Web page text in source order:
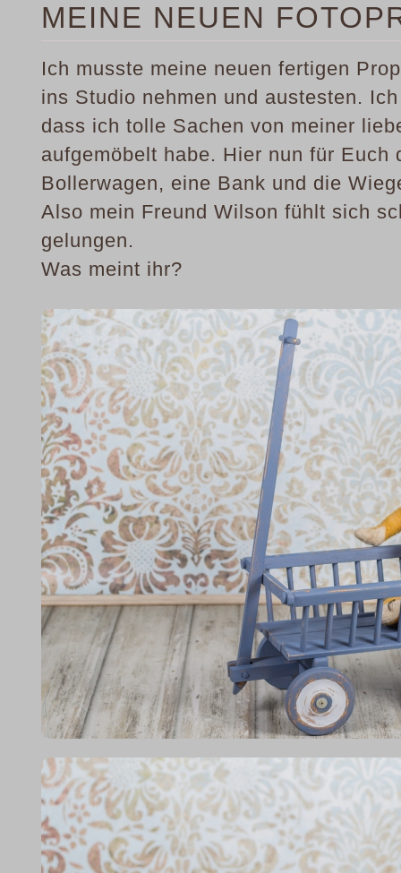
MEINE NEUEN
Ich musste meine neuen fertigen
ins Studio nehmen und austesten.
dass ich tolle Sachen von meiner
aufgemöbelt habe. Hier nun für Euch
Bollerwagen, eine Bank und die
Also mein Freund Wilson fühlt sich
gelungen.
Was meint ihr?